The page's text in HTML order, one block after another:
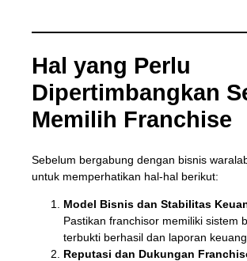
Hal yang Perlu
Dipertimbangkan
Memilih Franchise
Sebelum bergabung dengan bisnis
untuk memperhatikan hal-hal berikut:
Model Bisnis dan Stabilitas
Pastikan franchisor memiliki sistem
terbukti berhasil dan laporan
Reputasi dan Dukungan